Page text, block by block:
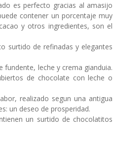
es perfecto gracias al amasijo
contener un porcentaje muy
y otros ingredientes, son el
surtido de refinadas y elegantes
leche y crema gianduia.
de chocolate con leche o
realizado segun una antigua
un deseo de prosperidad.
un surtido de chocolatitos